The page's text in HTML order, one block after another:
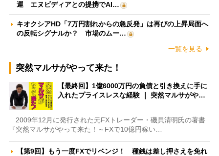
運 エヌビディアとの提携でAI…
キオクシアHD「7万円割れからの急反発」は再びの上昇局面へ
の反転シグナルか？ 市場のムー…
一覧を見る
突然マルサがやって来た！
【最終回】1億6000万円の負債と引き換えに手に
入れたプライスレスな経験 ｜ 突然マルサがや…
2009年12月に発行された元FXトレーダー・磯貝清明氏の著書
『突然マルサがやって来た！～FXで10億円稼い…
【第9回】もう一度FXでリベンジ！ 種銭は差し押さえを免れ